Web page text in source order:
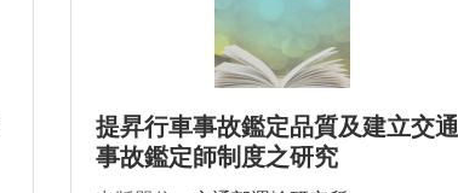
提昇行車事故鑑定品質及建立交通
事故鑑定師制度之研究